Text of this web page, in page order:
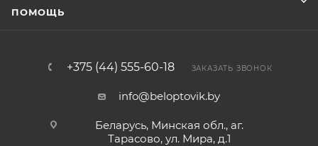
ПОМОЩЬ
+375 (44) 555-60-18 ЗАКАЗАТЬ ЗВОНОК
info@beloptovik.by
Беларусь, Минская обл., аг.
Тарасово, ул. Мира, д.1